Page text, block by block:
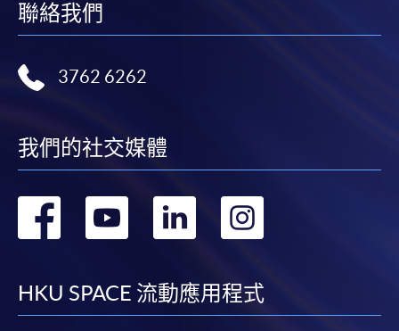
聯絡我們
3762 6262
我們的社交媒體
轉
facebook
轉
youtube
轉
linkedin
HKU SPACE 流動應用程式